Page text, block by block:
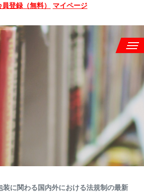
員登録（無料） マイページ
装に関わる国内外における法規制の最新